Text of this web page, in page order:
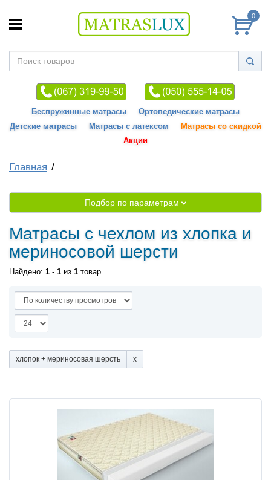
0
Беспружинные матрасы
Ортопедические матрасы
Детские матрасы
Матрасы с латексом
Матрасы со скидкой
Акции
Главная
Подбор по параметрам
Матрасы с чехлом из хлопка и
мериносовой шерсти
Найдено: 1 - 1 из 1 товар
хлопок + мериносовая шерсть